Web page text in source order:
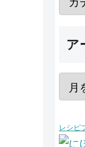
ア
レシピ